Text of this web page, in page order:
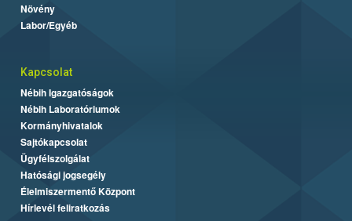
Növény
Labor/Egyéb
Kapcsolat
Nébih Igazgatóságok
Nébih Laboratóriumok
Kormányhivatalok
Sajtókapcsolat
Ügyfélszolgálat
Hatósági jogsegély
Élelmiszermentő Központ
Hírlevél feliratkozás